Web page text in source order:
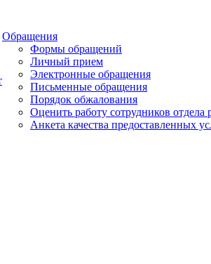
Обращения
Формы обращений
Личный прием
Электронные обращения
Письменные обращения
Порядок обжалования
Оценить работу сотрудников отдела
Анкета качества предоставленных